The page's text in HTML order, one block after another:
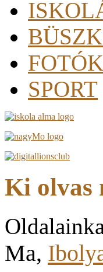
FOTÓK
SPORT
Ki olvas
Ma,